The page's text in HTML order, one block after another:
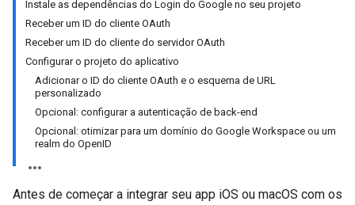
Instale as dependências do Login do Google no seu projeto
Receber um ID do cliente OAuth
Receber um ID do cliente do servidor OAuth
Configurar o projeto do aplicativo
Adicionar o ID do cliente OAuth e o esquema de URL
personalizado
Opcional: configurar a autenticação de back-end
Opcional: otimizar para um domínio do Google Workspace ou um
realm do OpenID
Antes de começar a integrar seu app iOS ou macOS com os